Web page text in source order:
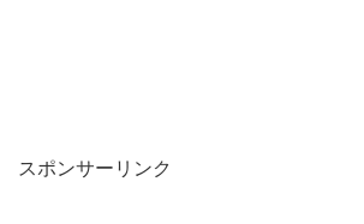
スポンサーリンク